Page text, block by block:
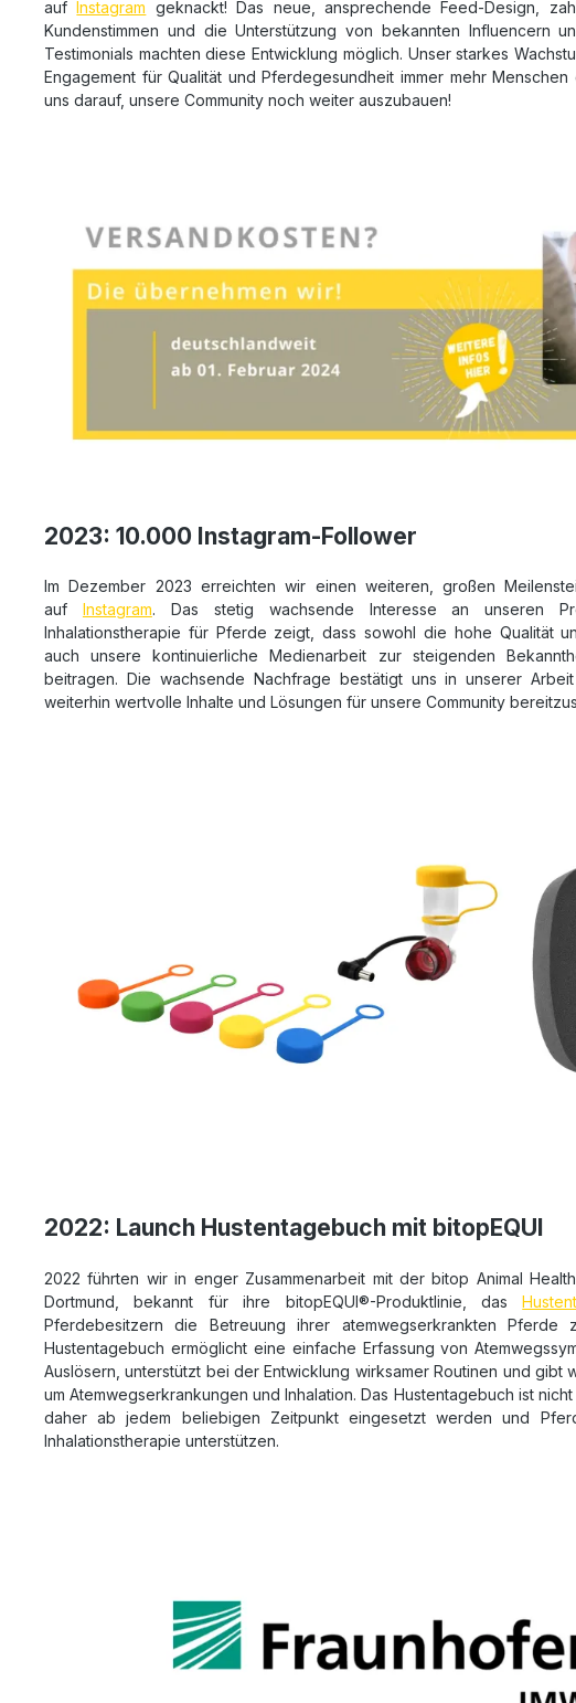
aufInstagram geknackt! Das neue, ansprechende Feed-Design,
Kundenstimmen und die Unterstützung von bekannten Influencern
Testimonials machten diese Entwicklung möglich. Unser starkes
Engagement für Qualität und Pferdegesundheit immer mehr
uns darauf, unsere Community noch weiter auszubauen!
2023: 10.000 Instagram-Follower
Im Dezember 2023 erreichten wir einen weiteren, großen
auf Instagram. Das stetig wachsende Interesse an unseren
Inhalationstherapie für Pferde zeigt, dass sowohl die hohe Qualität
auch unsere kontinuierliche Medienarbeit zur steigenden
beitragen. Die wachsende Nachfrage bestätigt uns in unserer
weiterhin wertvolle Inhalte und Lösungen für unsere Community
2022: Launch Hustentagebuch mit bitopEQUI
2022 führten wir in enger Zusammenarbeit mit der bitop Animal
Dortmund, bekannt für ihre bitopEQUI®-Produktlinie, das
Pferdebesitzern die Betreuung ihrer atemwegserkrankten Pferde
Hustentagebuch ermöglicht eine einfache Erfassung von
Auslösern, unterstützt bei der Entwicklung wirksamer Routinen und gibt
um Atemwegserkrankungen und Inhalation. Das Hustentagebuch ist
daher ab jedem beliebigen Zeitpunkt eingesetzt werden und
Inhalationstherapie unterstützen.